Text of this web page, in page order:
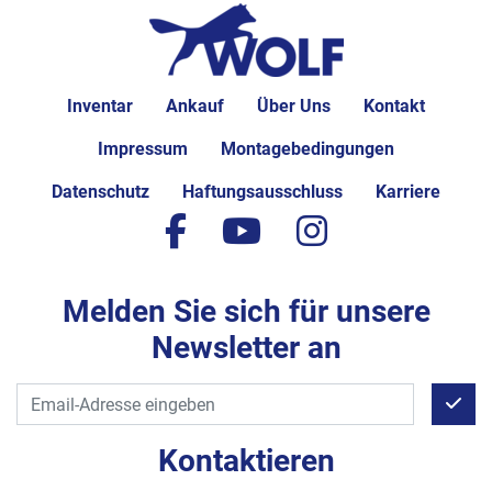
Inventar Ankauf Über Uns Kontakt
Impressum Montagebedingungen
Datenschutz Haftungsausschluss Karriere
Kontaktieren
facebook
youtubeinstagram
Melden Sie sich für unsere
Newsletter an